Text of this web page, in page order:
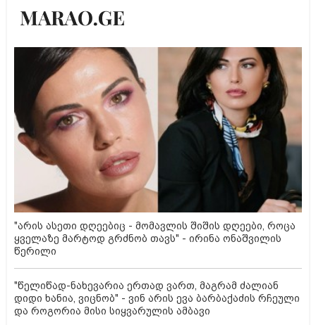
"არის ასეთი დღეებიც - მომავლის შიშის დღეები, როცა
ყველაზე მარტოდ გრძნობ თავს" - ირინა ონაშვილის
წერილი
"წელიწად-ნახევარია ერთად ვართ, მაგრამ ძალიან
დიდი ხანია, ვიცნობ" - ვინ არის ევა ბარბაქაძის რჩეული
და როგორია მისი სიყვარულის ამბავი